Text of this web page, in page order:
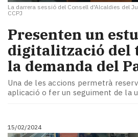
La darrera sessió del Consell d'Alcaldies del
CCPJ
Presenten un
digitalització del
la demanda del
Una de les accions permetrà
aplicació o fer un seguiment de la
15/02/2024